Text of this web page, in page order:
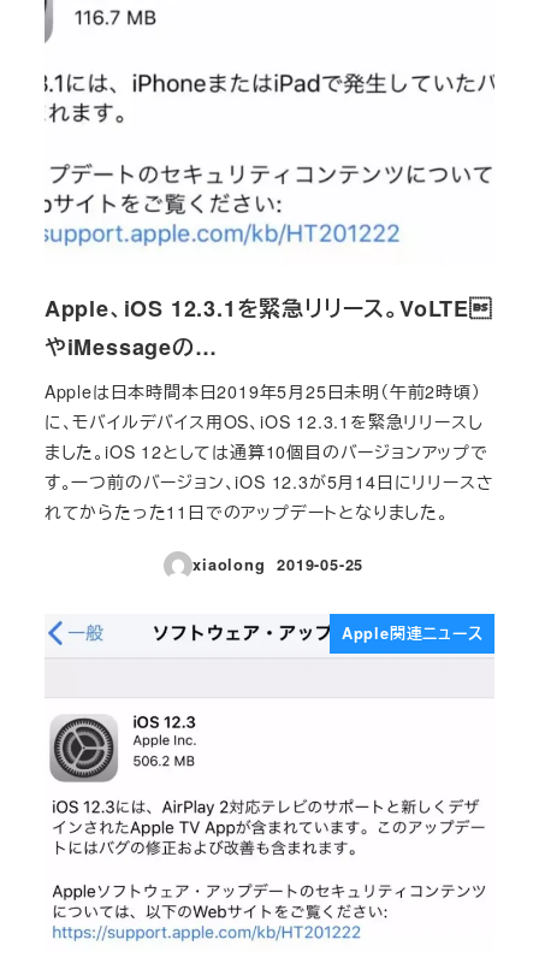
Apple、iOS 12.3.1を緊急リリース。VoLTE
やiMessageの…
Appleは日本時間本日2019年5月25日未明（午前2時頃）
に、モバイルデバイス用OS、iOS 12.3.1を緊急リリースし
ました。iOS 12としては通算10個目のバージョンアップで
す。一つ前のバージョン、iOS 12.3が5月14日にリリースさ
れてからたった11日でのアップデートとなりました。
xiaolong
投稿日
2019-05-25
Apple関連ニュース